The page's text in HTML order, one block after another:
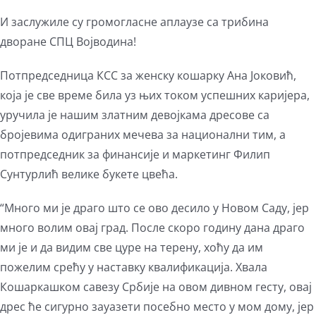
И заслужиле су громогласне аплаузе са трибина
дворане СПЦ Војводина!
Потпредседница КСС за женску кошарку Ана Јоковић,
која је све време била уз њих током успешних каријера,
уручила је нашим златним девојкама дресове са
бројевима одиграних мечева за национални тим, а
потпредседник за финансије и маркетинг Филип
Сунтурлић велике букете цвећа.
“Много ми је драго што се ово десило у Новом Саду, јер
много волим овај град. После скоро годину дана драго
ми је и да видим све цуре на терену, хоћу да им
пожелим срећу у наставку квалификација. Хвала
Кошаркашком савезу Србије на овом дивном гесту, овај
дрес ће сигурно зауазети посебно место у мом дому, јер